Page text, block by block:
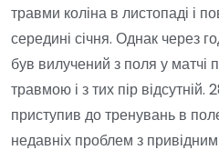
травми коліна в листопаді і
середині січня. Однак через
був вилучений з поля у матчі
травмою і з тих пір
приступив до тренувань в
недавніх проблем з